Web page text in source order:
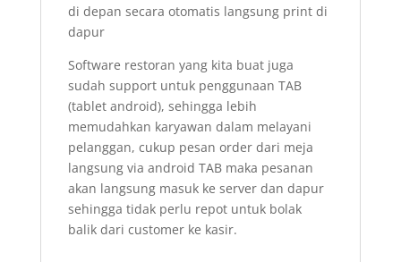
di depan secara otomatis langsung print di
dapur
Software restoran yang kita buat juga
sudah support untuk penggunaan TAB
(tablet android), sehingga lebih
memudahkan karyawan dalam melayani
pelanggan, cukup pesan order dari meja
langsung via android TAB maka pesanan
akan langsung masuk ke server dan dapur
sehingga tidak perlu repot untuk bolak
balik dari customer ke kasir.